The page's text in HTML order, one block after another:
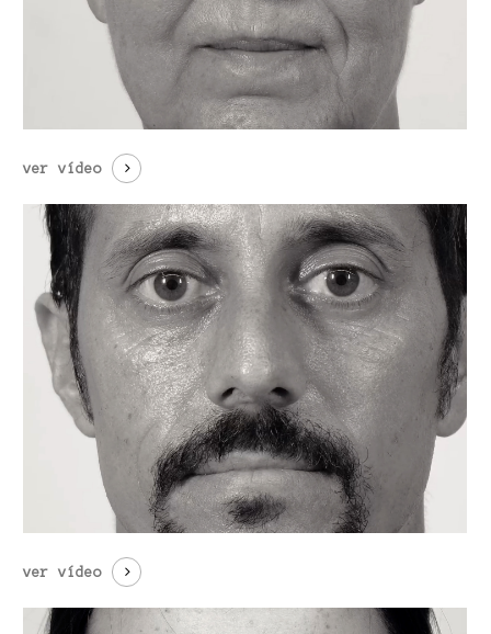
ver vídeo
ver vídeo